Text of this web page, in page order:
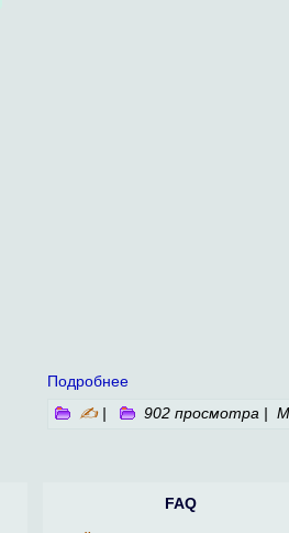
Подробнее
✍| 902 просмотра |
FAQ